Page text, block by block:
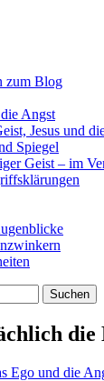
zum Blog
Angst
Jesus und
Spiegel
Geist – im
Ego und die